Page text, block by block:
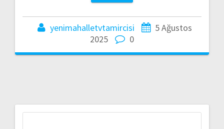
yenimahalletvtamircisi
5 Ağustos
2025
0